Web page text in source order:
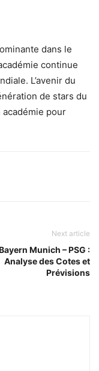
dans le
continue
L’avenir du
de stars du
académie pour
Next article
Munich – PSG :
Analyse des Cotes et
Prévisions